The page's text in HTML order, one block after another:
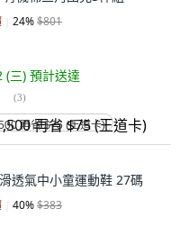
24%$801
(三) 預計送達
(3)
再省 $75 (王道卡)
透氣中小童運動鞋 27碼
40%$383